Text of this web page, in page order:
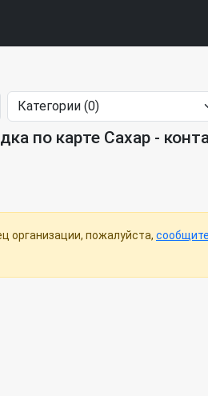
по карте Сахар -
организации, пожалуйста,